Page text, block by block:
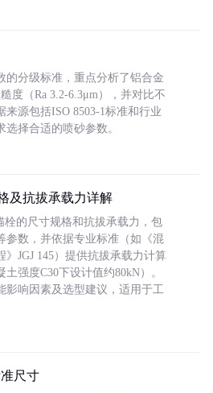
的分级标准，重点分析了铝合金
度（Ra 3.2-6.3μm），并对比不
来源包括ISO 8503-1标准和行业
择合适的喷砂参数。
及抗拔承载力详解
栓的尺寸规格和抗拔承载力，包
参数，并依据专业标准（如《混
JGJ 145）提供抗拔承载力计算
强度C30下设计值约80kN）。
影响因素及选型建议，适用于工
尺寸